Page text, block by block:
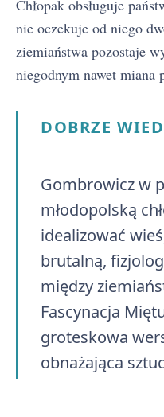
Chłopak obsługuje
nie oczekuje od niego
ziemiaństwa pozostaje
niegodnym nawet miana
DOBRZE
Gombrowicz w
młodopolską
idealizować
brutalną,
między
Fascynacja
groteskowa
obnażająca